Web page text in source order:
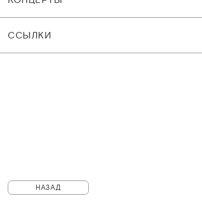
CСЫЛКИ
НАЗАД